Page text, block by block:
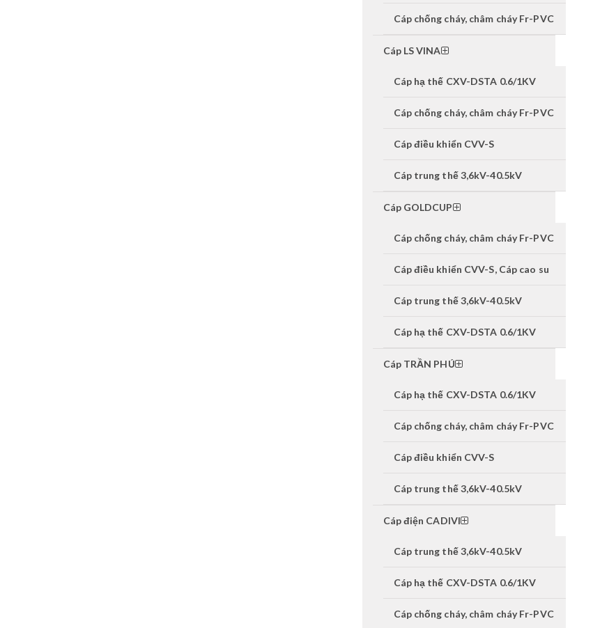
Cáp chống cháy, châm cháy Fr-PVC
Cáp LS VINA
Cáp hạ thế CXV-DSTA 0.6/1KV
Cáp chống cháy, châm cháy Fr-PVC
Cáp điều khiển CVV-S
Cáp trung thế 3,6kV-40.5kV
Cáp GOLDCUP
Cáp chống cháy, châm cháy Fr-PVC
Cáp điều khiển CVV-S, Cáp cao su
Cáp trung thế 3,6kV-40.5kV
Cáp hạ thế CXV-DSTA 0.6/1KV
Cáp TRẦN PHÚ
Cáp hạ thế CXV-DSTA 0.6/1KV
Cáp chống cháy, châm cháy Fr-PVC
Cáp điều khiển CVV-S
Cáp trung thế 3,6kV-40.5kV
Cáp điện CADIVI
Cáp trung thế 3,6kV-40.5kV
Cáp hạ thế CXV-DSTA 0.6/1KV
Cáp chống cháy, châm cháy Fr-PVC